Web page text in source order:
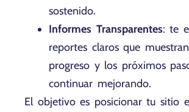
sostenido.
Informes Transparentes: te
reportes claros que
progreso y los próximos
continuar mejorando.
El objetivo es posicionar tu sitio